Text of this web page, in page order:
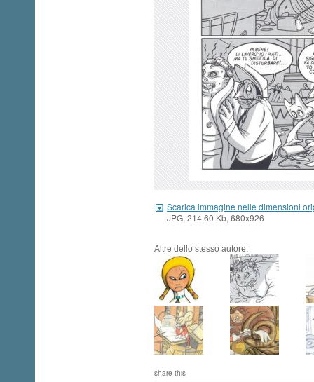
Scarica immagine nelle dimensioni
JPG, 214.60 Kb, 680x926
Altre dello stesso autore:
share this